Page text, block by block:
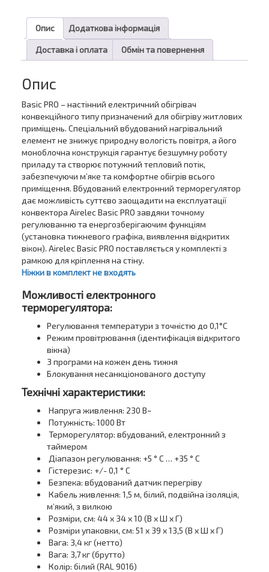
Опис Додаткова інформація
Доставка і оплата Обмін та повернення
Опис
Basic PRO – настінний електричний обігрівач
конвекційного типу призначений для обігріву житлових
приміщень. Спеціальний вбудований нагрівальний
елемент не знижує природну вологість повітря, а його
моноблочна конструкція гарантує безшумну роботу
приладу та створює потужний тепловий потік,
забезпечуючи м’яке та комфортне обігрів всього
приміщення. Вбудований електронний терморегулятор
дає можливість суттєво заощадити на експлуатації
конвектора Airelec Basic PRO завдяки точному
регулюванню та енергозберігаючим функціям
(установка тижневого графіка, виявлення відкритих
вікон). Airelec Basic PRO поставляється у комплекті з
рамкою для кріплення на стіну.
Ніжки в комплект не входять
Можливості електронного
терморегулятора:
Регулювання температури з точністю до 0,1°С
Режим провітрювання (ідентифікація відкритого
вікна)
3 програми на кожен день тижня
Блокування несанкціонованого доступу
Технічні характеристики:
Напруга живлення: 230 В~
Потужність: 1000 Вт
Терморегулятор: вбудований, електронний з
таймером
Діапазон регулювання: +5 ° C … +35 ° C
Гістерезис: +/- 0,1 ° С
Безпека: вбудований датчик перегріву
Кабель живлення: 1,5 м, білий, подвійна ізоляція,
м’який, з вилкою
Розміри, см: 44 x 34 x 10 (В х Ш х Г)
Розміри упаковки, см: 51 x 39 x 13,5 (В х Ш х Г)
Вага: 3,4 кг (нетто)
Вага: 3,7 кг (брутто)
Колір: білий (RAL 9016)